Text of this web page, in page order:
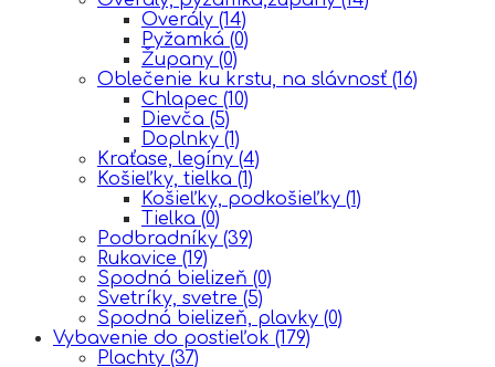
Overály (14)
Pyžamká (0)
Župany (0)
Oblečenie ku krstu, na slávnosť (16)
Chlapec (10)
Dievča (5)
Doplnky (1)
Kraťase, legíny (4)
Košieľky, tielka (1)
Košieľky, podkošieľky (1)
Tielka (0)
Podbradníky (39)
Rukavice (19)
Spodná bielizeň (0)
Svetríky, svetre (5)
Spodná bielizeň, plavky (0)
Vybavenie do postieľok (179)
Plachty (37)